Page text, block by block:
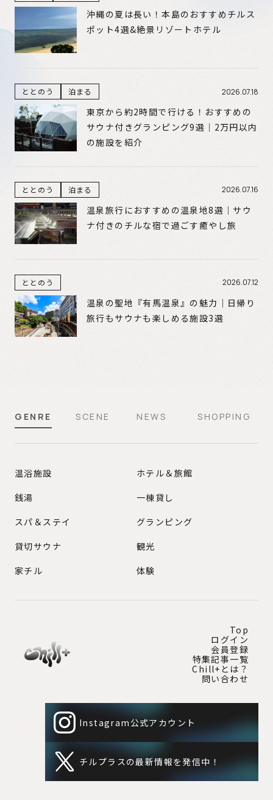
沖縄の夏は長い！本島のおすすめチルス
ポット4選&絶景リゾートホテル
ととのう 泊まる 2026.07.18
東京から約2時間で行ける！おすすめの
サウナ付きグランピング9選｜2万円以内
の施設を紹介
ととのう 泊まる 2026.07.16
温泉旅行におすすめの温泉地8選｜サウ
ナ付きのチルな宿で過ごす癒やし旅
ととのう 2026.07.12
温泉の聖地『有馬温泉』の魅力｜日帰り
旅行もサウナも楽しめる施設3選
GENRE SCENE NEWS SHOPPING
GENRE
温浴施設
銭湯
スパ＆ステイ
貸切サウナ
家チル
ホテル＆旅館
一棟貸し
グランピング
観光
体験
Top
ログイン
会員登録
特集記事一覧
Chill+とは？
問い合わせ
Instagram公式アカウント
チルプラスの最新情報を発信中！